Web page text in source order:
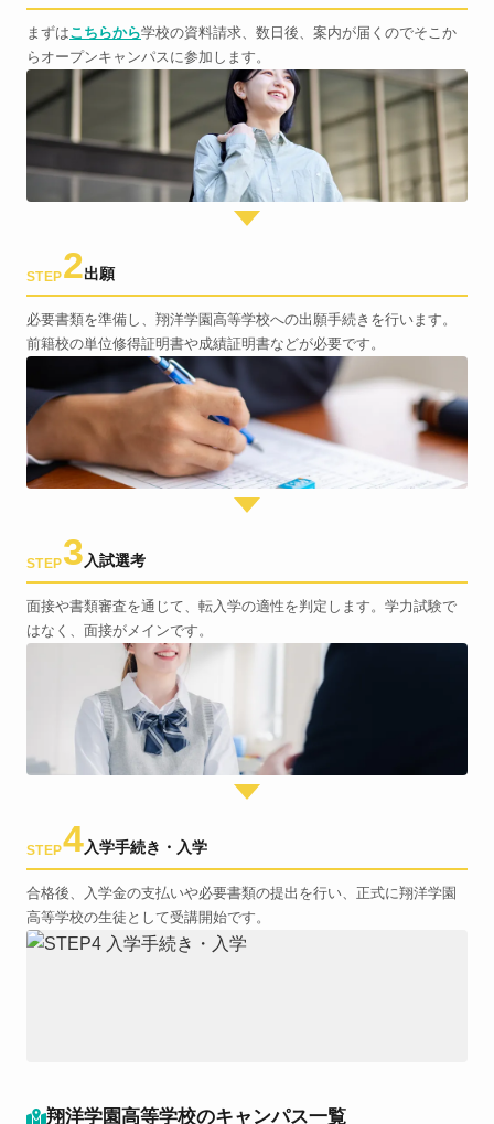
まずはこちらから学校の資料請求、数日後、案内が届くのでそこか
らオープンキャンパスに参加します。
STEP2出願
必要書類を準備し、翔洋学園高等学校への出願手続きを行います。
前籍校の単位修得証明書や成績証明書などが必要です。
STEP3 入試選考
面接や書類審査を通じて、転入学の適性を判定します。学力試験で
はなく、面接がメインです。
STEP4入学手続き・入学
合格後、入学金の支払いや必要書類の提出を行い、正式に翔洋学園
高等学校の生徒として受講開始です。
翔洋学園高等学校のキャンパス一覧